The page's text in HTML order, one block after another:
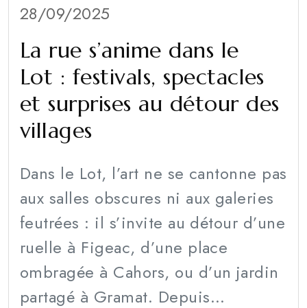
28/09/2025
La rue s’anime dans le
Lot : festivals, spectacles
et surprises au détour des
villages
Dans le Lot, l’art ne se cantonne pas
aux salles obscures ni aux galeries
feutrées : il s’invite au détour d’une
ruelle à Figeac, d’une place
ombragée à Cahors, ou d’un jardin
partagé à Gramat. Depuis...